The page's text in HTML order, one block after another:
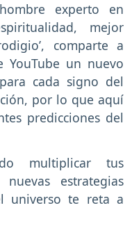
experto en
mejor
comparte a
un nuevo
cada signo del
por lo que aquí
predicciones del
multiplicar tus
estrategias
universo te reta a